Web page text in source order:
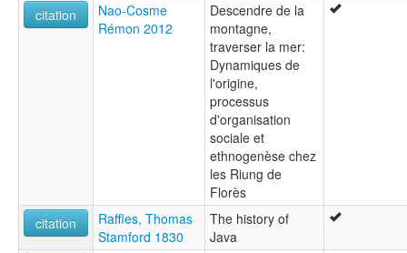
citation
Nao-Cosme
Rémon 2012
Descendre de la
montagne,
traverser la mer:
Dynamiques de
l'origine,
processus
d'organisation
sociale et
ethnogenèse chez
les Riung de
Florès
citation
Raffles, Thomas
Stamford 1830
The history of
Java